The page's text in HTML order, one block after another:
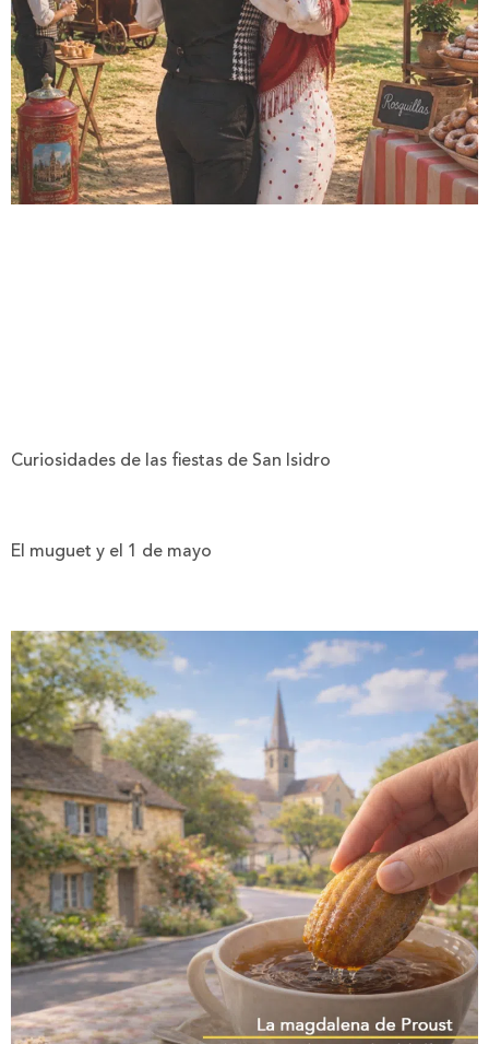
Curiosidades de las fiestas de San Isidro
El muguet y el 1 de mayo